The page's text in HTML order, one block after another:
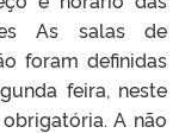
As salas de
foram definidas
feira, neste
A não